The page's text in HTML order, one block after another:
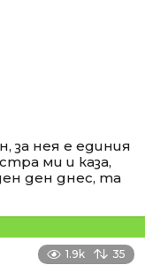
за нея е единия
ми и каза,
ден днес, та
1.9k 35